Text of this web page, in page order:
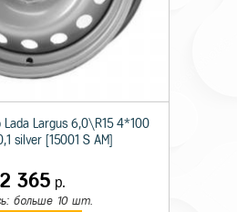
Lada Largus 6,0\R15 4*100
silver [15001 S AM]
2 365 р.
больше 10 шт.